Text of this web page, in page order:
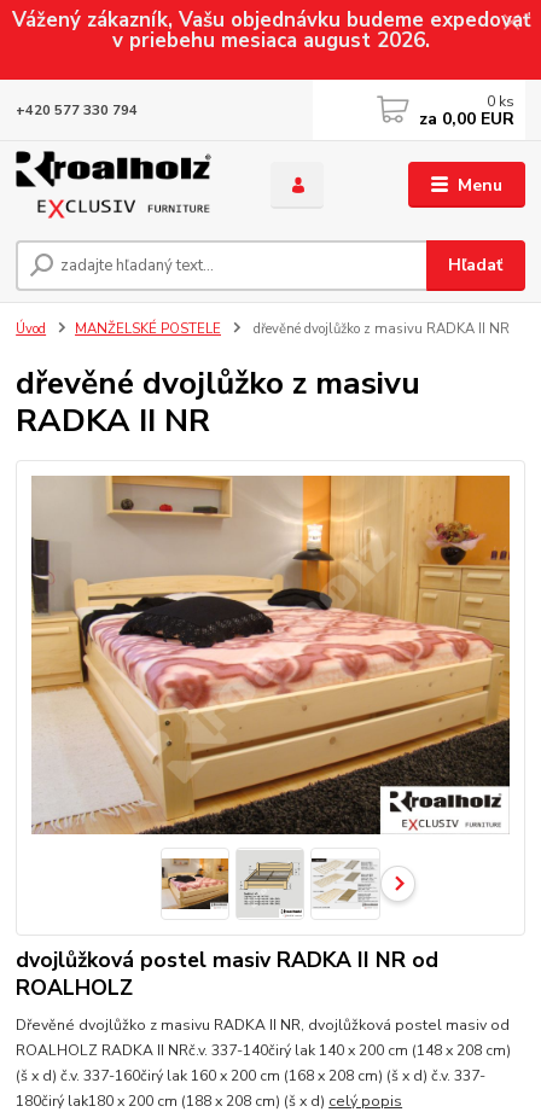
Vážený zákazník, Vašu objednávku budeme expedovať
v priebehu mesiaca august 2026.
Menu
Hľadať
+420 577 330 794 0 ks
za 0,00 EUR
Úvod MANŽELSKÉ POSTELE dřevěné dvojlůžko z masivu RADKA II NR
dřevěné dvojlůžko z masivu
RADKA II NR
dvojlůžková postel masiv RADKA II NR od
ROALHOLZ
Dřevěné dvojlůžko z masivu RADKA II NR, dvojlůžková postel masiv od
ROALHOLZ RADKA II NRč.v. 337-140čirý lak 140 x 200 cm (148 x 208 cm)
(š x d) č.v. 337-160čirý lak 160 x 200 cm (168 x 208 cm) (š x d) č.v. 337-
180čirý lak180 x 200 cm (188 x 208 cm) (š x d) celý popis